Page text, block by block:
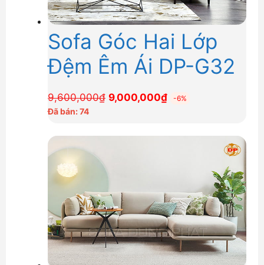
Sofa Góc Hai Lớp
Đệm Êm Ái DP-G32
9,600,000₫ Giá
9,000,000₫Giá
9,000,000₫.
-6%
Đã bán: 74